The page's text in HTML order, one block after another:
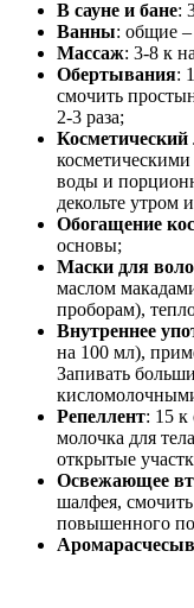
В сауне и бане:
Ванны: общие –
Массаж: 3-8 к
Обертывания:
смочить
2-3 раза;
Косметический
воды и
декольте утром
Обогащение
основы;
Маски для
маслом
проборам),
Внутреннее
на 100 мл),
Запивать
Репеллент: 15 к
молочка для
открытые
Освежающее
шалфея,
повышенного